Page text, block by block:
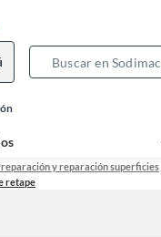
y reparación superficies
retape